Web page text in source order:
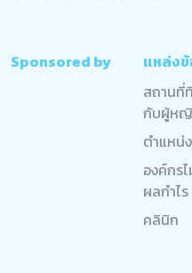
Sponsored by
แหล่ง
สถานที่
กับผู้หญิ
ตำแหน่
องค์กร
ผลกำไร
คลินิก